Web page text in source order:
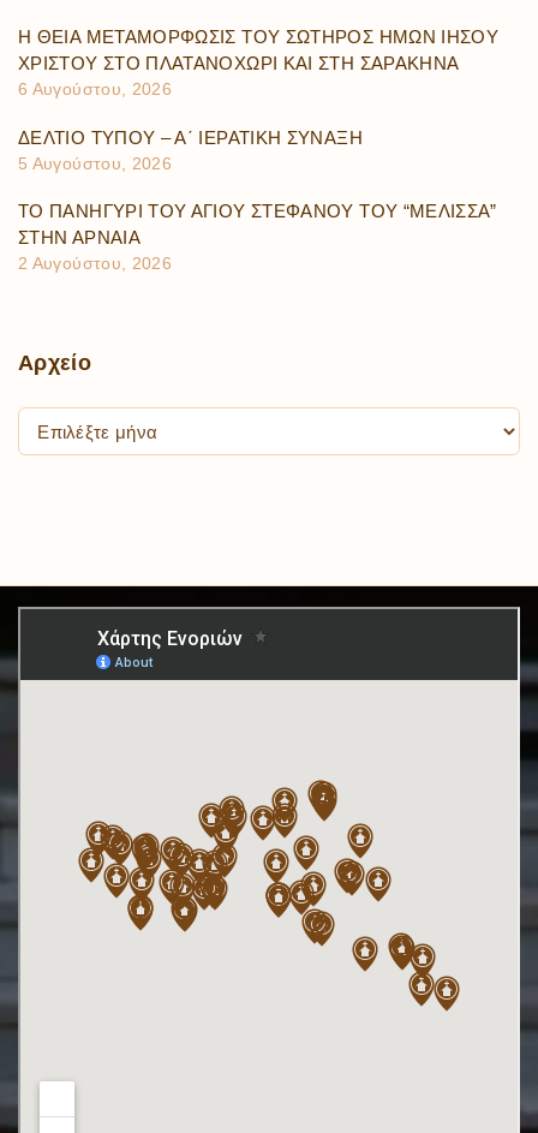
Η ΘΕΙΑ ΜΕΤΑΜΟΡΦΩΣΙΣ ΤΟΥ ΣΩΤΗΡΟΣ ΗΜΩΝ ΙΗΣΟΥ
ΧΡΙΣΤΟΥ ΣΤΟ ΠΛΑΤΑΝΟΧΩΡΙ ΚΑΙ ΣΤΗ ΣΑΡΑΚΗΝΑ
6 Αυγούστου, 2026
ΔΕΛΤΙΟ ΤΥΠΟΥ – Α΄ ΙΕΡΑΤΙΚΗ ΣΥΝΑΞΗ
5 Αυγούστου, 2026
ΤΟ ΠΑΝΗΓΥΡΙ ΤΟΥ ΑΓΙΟΥ ΣΤΕΦΑΝΟΥ ΤΟΥ “ΜΕΛΙΣΣΑ”
ΣΤΗΝ ΑΡΝΑΙΑ
2 Αυγούστου, 2026
Αρχείο